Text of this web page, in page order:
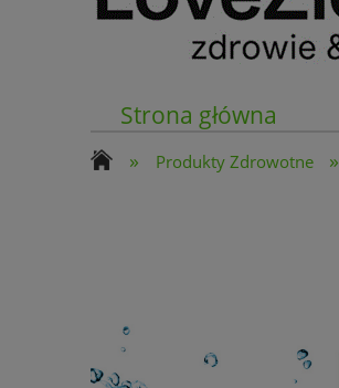
Strona główna
Kontakt z nami
» Produkty Zdrowotne »